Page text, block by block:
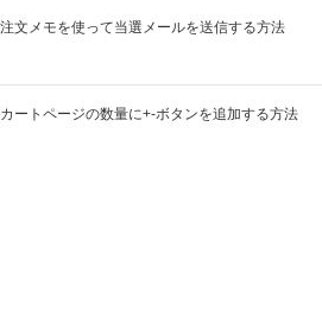
文メモを使って当選メールを送信する方法
ートページの数量に+-ボタンを追加する方法